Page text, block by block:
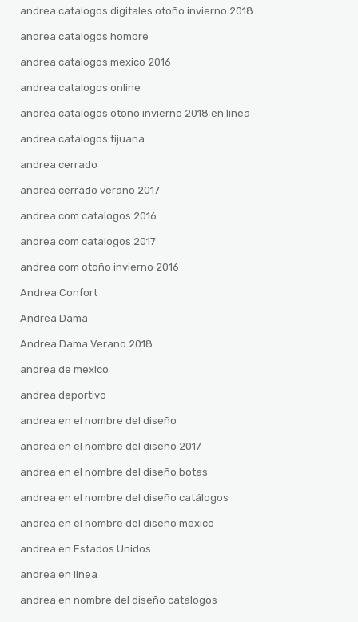
andrea catalogos digitales otoño invierno 2018
andrea catalogos hombre
andrea catalogos mexico 2016
andrea catalogos online
andrea catalogos otoño invierno 2018 en linea
andrea catalogos tijuana
andrea cerrado
andrea cerrado verano 2017
andrea com catalogos 2016
andrea com catalogos 2017
andrea com otoño invierno 2016
Andrea Confort
Andrea Dama
Andrea Dama Verano 2018
andrea de mexico
andrea deportivo
andrea en el nombre del diseño
andrea en el nombre del diseño 2017
andrea en el nombre del diseño botas
andrea en el nombre del diseño catálogos
andrea en el nombre del diseño mexico
andrea en Estados Unidos
andrea en linea
andrea en nombre del diseño catalogos